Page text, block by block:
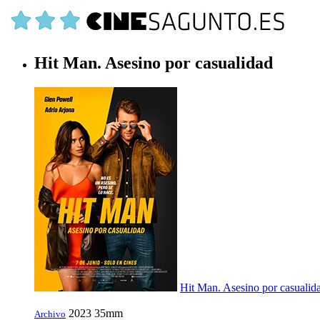
Hit Man. Asesino por casualidad
Hit Man. Asesino por
Archivo 2023 35mm